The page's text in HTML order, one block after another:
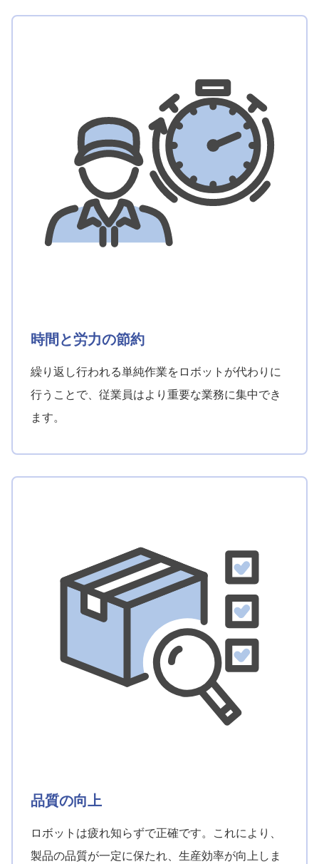
時間と労力の節約
繰り返し行われる単純作業をロボットが代わりに
行うことで、従業員はより重要な業務に集中でき
ます。
品質の向上
ロボットは疲れ知らずで正確です。これにより、
製品の品質が一定に保たれ、生産効率が向上しま